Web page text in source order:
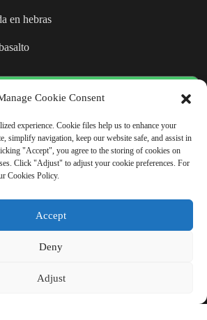
en hebras
¿LISTO
MÁS
para solicitar información.
Cookie Consent
experience. Cookie files help us to enhance your
simplify navigation, keep our website safe, and assist in
"Accept", you agree to the storing of cookies on
Click "Adjust" to adjust your cookie preferences. For
Cookies Policy.
Accept
Deny
Adjust